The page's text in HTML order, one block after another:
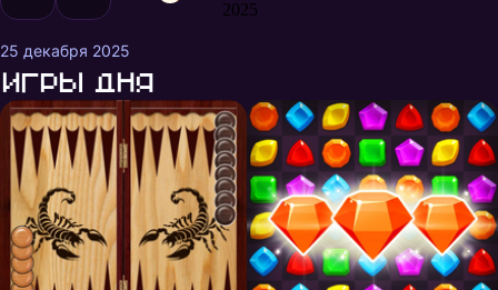
2025
25 декабря 2025
Игры дня